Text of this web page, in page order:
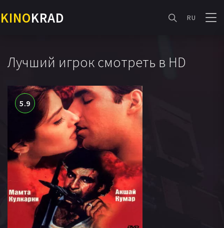
KINOKRAD RU
Лучший игрок смотреть в HD
5.9